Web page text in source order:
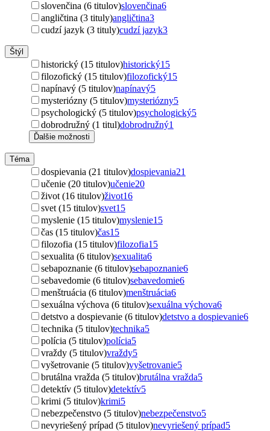
slovenčina (6 titulov)slovenčina6
angličtina (3 tituly)angličtina3
cudzí jazyk (3 tituly)cudzí jazyk3
Štýl
historický (15 titulov)historický15
filozofický (15 titulov)filozofický15
napínavý (5 titulov)napínavý5
mysteriózny (5 titulov)mysteriózny5
psychologický (5 titulov)psychologický5
dobrodružný (1 titul)dobrodružný1
Ďalšie možnosti
Téma
dospievania (21 titulov)dospievania21
učenie (20 titulov)učenie20
život (16 titulov)život16
svet (15 titulov)svet15
myslenie (15 titulov)myslenie15
čas (15 titulov)čas15
filozofia (15 titulov)filozofia15
sexualita (6 titulov)sexualita6
sebapoznanie (6 titulov)sebapoznanie6
sebavedomie (6 titulov)sebavedomie6
menštruácia (6 titulov)menštruácia6
sexuálna výchova (6 titulov)sexuálna výchova6
detstvo a dospievanie (6 titulov)detstvo a dospievanie6
technika (5 titulov)technika5
polícia (5 titulov)polícia5
vraždy (5 titulov)vraždy5
vyšetrovanie (5 titulov)vyšetrovanie5
brutálna vražda (5 titulov)brutálna vražda5
detektív (5 titulov)detektív5
krimi (5 titulov)krimi5
nebezpečenstvo (5 titulov)nebezpečenstvo5
nevyriešený prípad (5 titulov)nevyriešený prípad5